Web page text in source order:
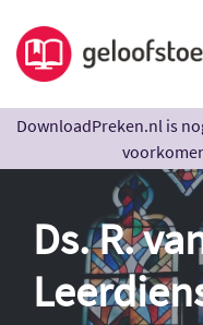
DownloadPreken.nl is
Ds. R.